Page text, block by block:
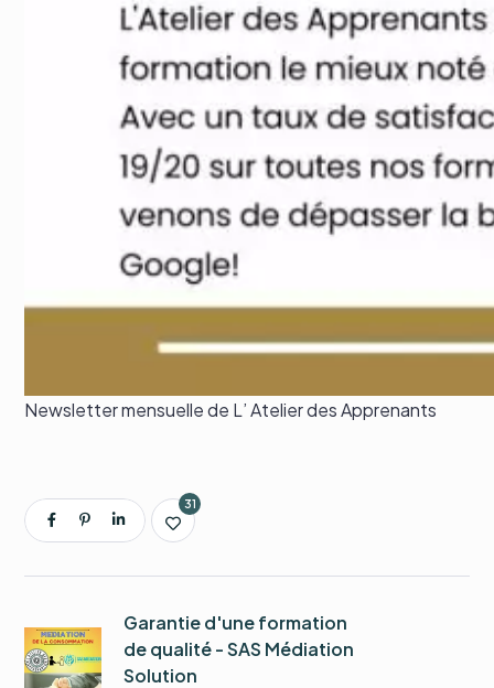
Newsletter mensuelle de L’ Atelier des Apprenants
31
Garantie d'une formation
de qualité - SAS Médiation
Solution